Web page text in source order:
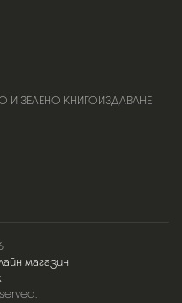
ЗЕЛЕНО КНИГОИЗДАВАНЕ
магазин